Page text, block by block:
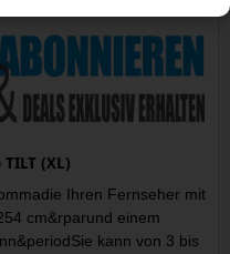
(XL)
Ihren Fernseher mit
cm&rparund einem
kann von 3 bis